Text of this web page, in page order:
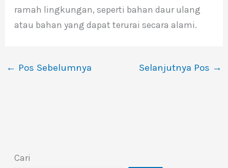
ramah lingkungan, seperti bahan daur ulang
atau bahan yang dapat terurai secara alami.
← Pos Sebelumnya Selanjutnya Pos →
Cari